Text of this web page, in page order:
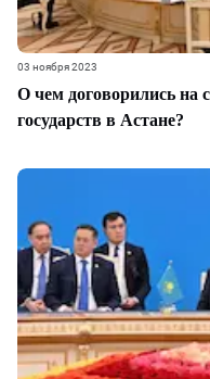
О чем договорились на
государств в Астане?
03 ноября 2023